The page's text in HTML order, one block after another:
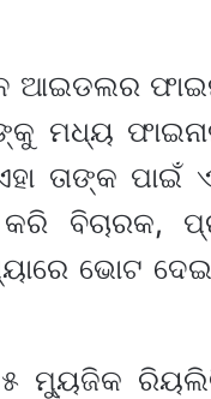
ମଧ୍ୟ
ତାଙ୍କ
କରି
ଭୋଟ
ମ୍ୟୁଜିକ